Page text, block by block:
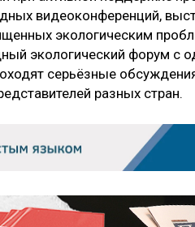
видеоконференций,
экологическим
экологический форум с
серьёзные
разных стран.